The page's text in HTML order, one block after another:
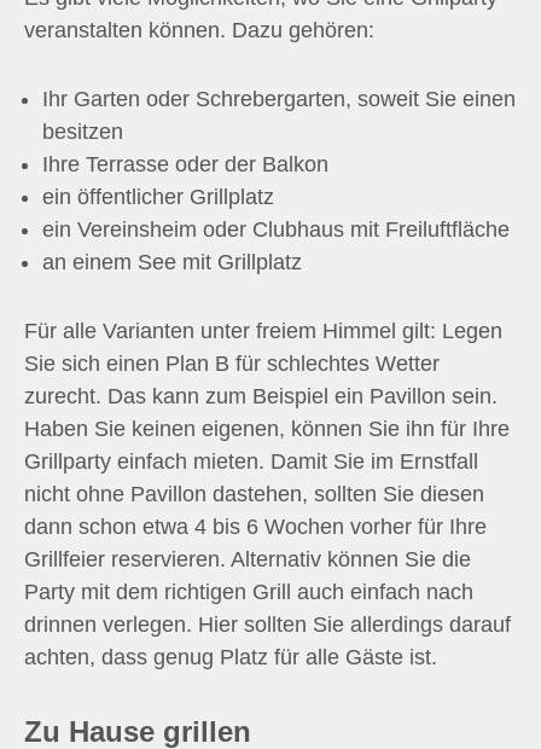
veranstalten können. Dazu gehören:
Ihr Garten oder Schrebergarten, soweit Sie einen
besitzen
Ihre Terrasse oder der Balkon
ein öffentlicher Grillplatz
ein Vereinsheim oder Clubhaus mit Freiluftfläche
an einem See mit Grillplatz
Für alle Varianten unter freiem Himmel gilt: Legen
Sie sich einen Plan B für schlechtes Wetter
zurecht. Das kann zum Beispiel ein Pavillon sein.
Haben Sie keinen eigenen, können Sie ihn für Ihre
Grillparty einfach mieten. Damit Sie im Ernstfall
nicht ohne Pavillon dastehen, sollten Sie diesen
dann schon etwa 4 bis 6 Wochen vorher für Ihre
Grillfeier reservieren. Alternativ können Sie die
Party mit dem richtigen Grill auch einfach nach
drinnen verlegen. Hier sollten Sie allerdings darauf
achten, dass genug Platz für alle Gäste ist.
Zu Hause grillen